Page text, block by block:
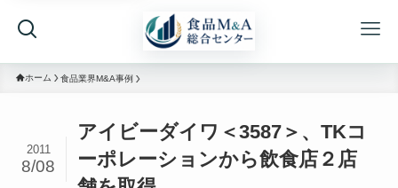
ホーム 食品業界M&A事例
アイビーダイワ＜3587＞、TKコ
ーポレーションから飲食店２店
2011
8/08